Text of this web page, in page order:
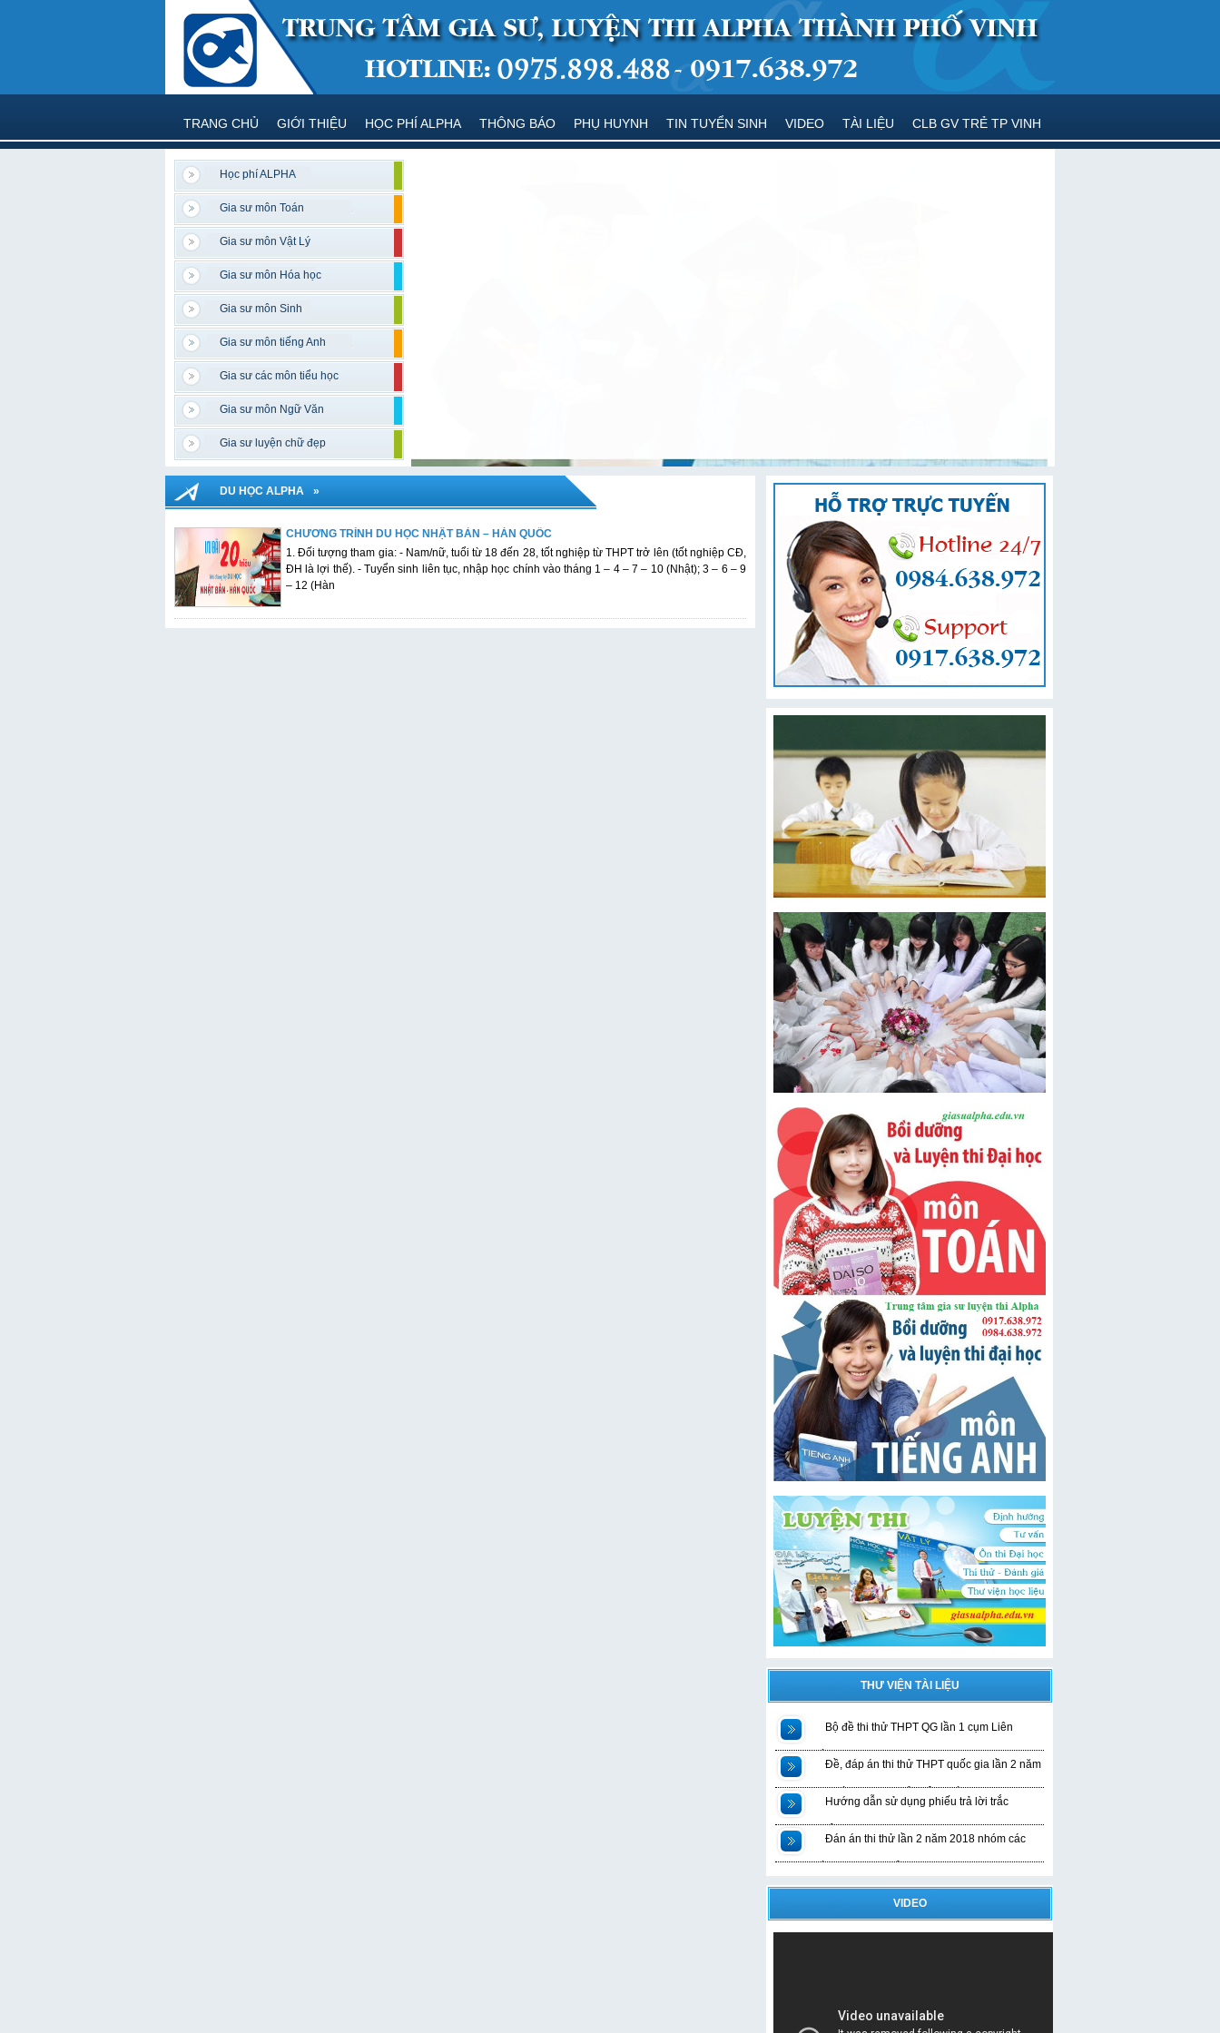
TRANG CHỦ GIỚI THIỆU HỌC PHÍ ALPHA THÔNG BÁO PHỤ HUYNH TIN TUYỂN SINH VIDEO TÀI LIỆU CLB GV TRẺ TP VINH
Học phí ALPHA
Gia sư môn Toán
Gia sư môn Vật Lý
Gia sư môn Hóa học
Gia sư môn Sinh
Gia sư môn tiếng Anh
Gia sư các môn tiểu học
Gia sư môn Ngữ Văn
Gia sư luyện chữ đẹp
DU HỌC ALPHA »
CHƯƠNG TRÌNH DU HỌC NHẬT BẢN – HÀN QUỐC
1. Đối tượng tham gia: - Nam/nữ, tuổi từ 18 đến 28, tốt nghiệp từ THPT trở lên (tốt nghiệp CĐ,
ĐH là lợi thế). - Tuyển sinh liên tục, nhập học chính vào tháng 1 – 4 – 7 – 10 (Nhật); 3 – 6 – 9
– 12 (Hàn
THƯ VIỆN TÀI LIỆU
Bộ đề thi thử THPT QG lần 1 cụm Liên
trường
Đề, đáp án thi thử THPT quốc gia lần 2 năm
2019 bài thi KHTN của liên trường
Hướng dẫn sử dụng phiếu trả lời trắc
nghiệm
Đán án thi thử lần 2 năm 2018 nhóm các
trường THPT Nghệ An
VIDEO